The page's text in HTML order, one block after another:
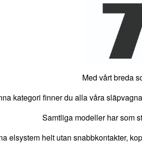
Med vårt breda
kategori finner du alla våra
Samtliga modeller har som
elsystem helt utan snabbkontakter,